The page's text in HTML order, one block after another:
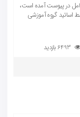
ارشد مکانیک سال 1397 به طور کامل در پیوست آمده است،
کنکور ارشد مکانیک سال 1397 توسط اساتید گروه آموزشی
6493 بازدید